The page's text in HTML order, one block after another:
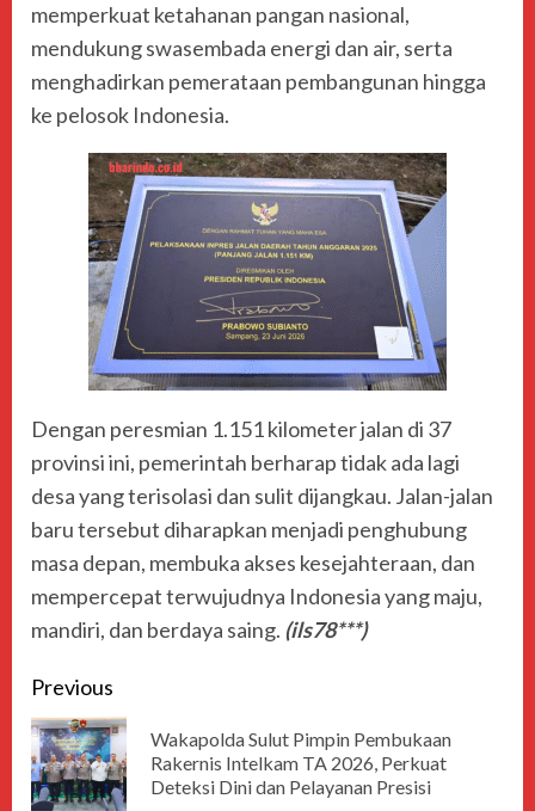
memperkuat ketahanan pangan nasional,
mendukung swasembada energi dan air, serta
menghadirkan pemerataan pembangunan hingga
ke pelosok Indonesia.
Dengan peresmian 1.151 kilometer jalan di 37
provinsi ini, pemerintah berharap tidak ada lagi
desa yang terisolasi dan sulit dijangkau. Jalan-jalan
baru tersebut diharapkan menjadi penghubung
masa depan, membuka akses kesejahteraan, dan
mempercepat terwujudnya Indonesia yang maju,
mandiri, dan berdaya saing. (ils78***)
Previous
Wakapolda Sulut Pimpin Pembukaan
Rakernis Intelkam TA 2026, Perkuat
Deteksi Dini dan Pelayanan Presisi